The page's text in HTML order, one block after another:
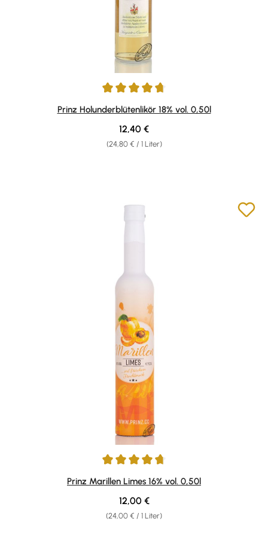
Durchschnittliche Bewertung von 4.85 von 5 Sternen
Prinz Holunderblütenlikör 18% vol. 0,50l
(24,80 € / 1 Liter)
Regulärer Preis:
12,40 €
Durchschnittliche Bewertung von 4.78 von 5 Sternen
Prinz Marillen Limes 16% vol. 0,50l
(24,00 € / 1 Liter)
Regulärer Preis:
12,00 €